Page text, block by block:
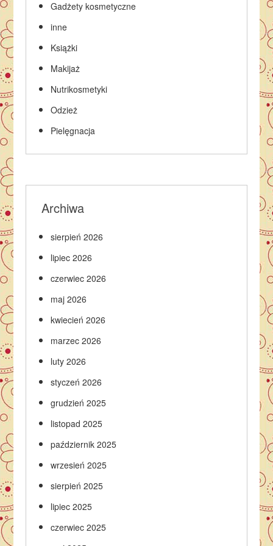
Gadżety kosmetyczne
inne
Książki
Makijaż
Nutrikosmetyki
Odzież
Pielęgnacja
Archiwa
sierpień 2026
lipiec 2026
czerwiec 2026
maj 2026
kwiecień 2026
marzec 2026
luty 2026
styczeń 2026
grudzień 2025
listopad 2025
październik 2025
wrzesień 2025
sierpień 2025
lipiec 2025
czerwiec 2025